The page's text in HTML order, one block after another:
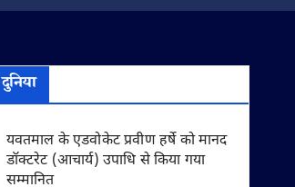
दुनिया
यवतमाल के एडवोकेट प्रवीण हर्षे को मानद
डॉक्टरेट (आचार्य) उपाधि से किया गया
सम्मानित